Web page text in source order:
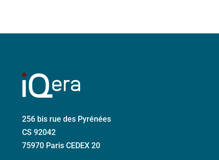
256 bis rue des Pyrénées
CS 92042
75970 Paris CEDEX 20